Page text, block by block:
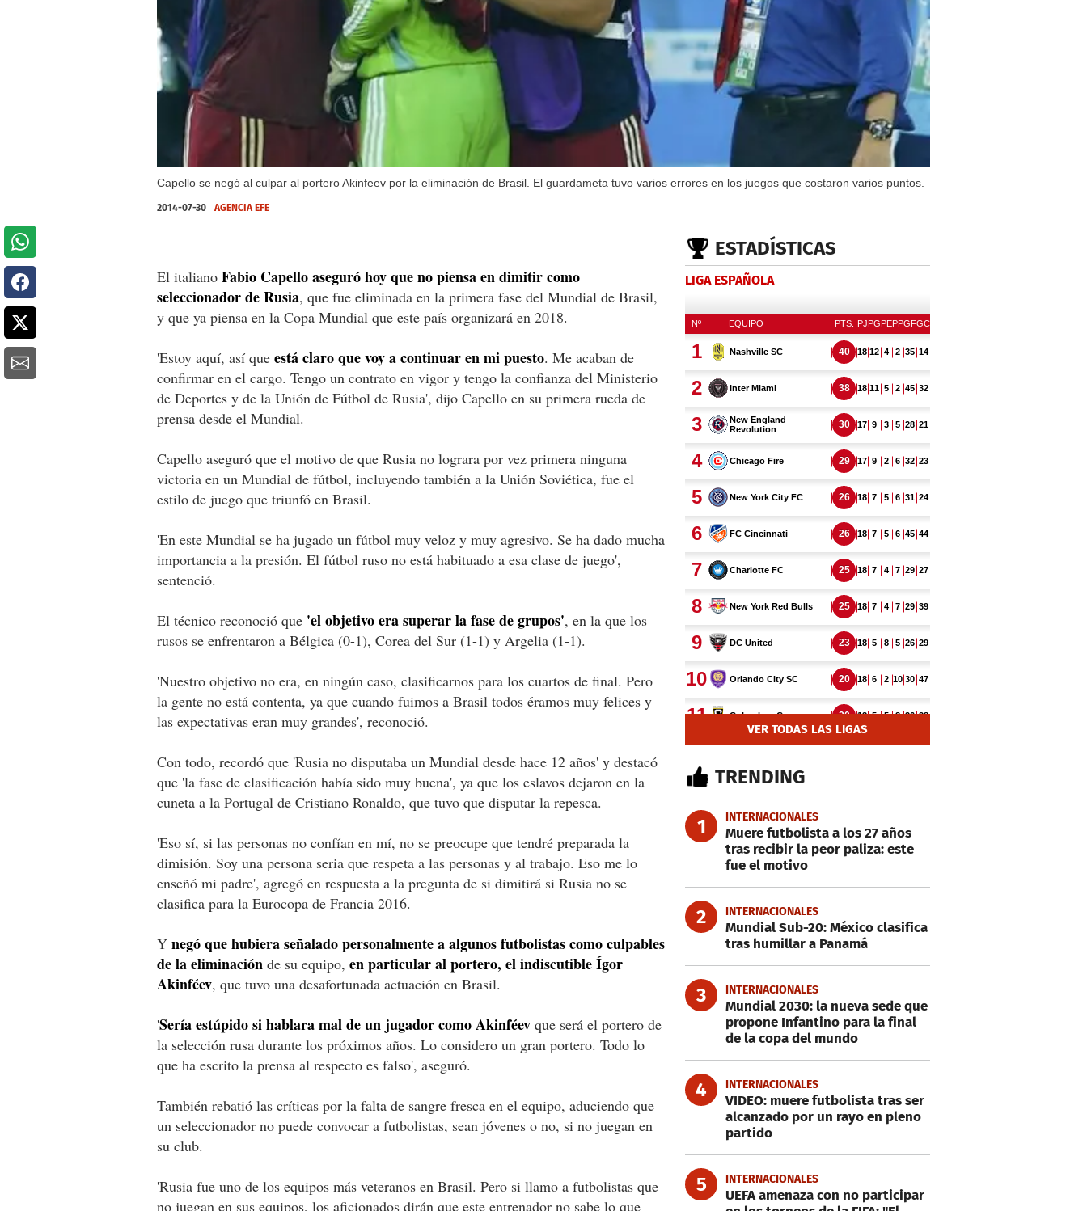
Capello se negó al culpar al portero Akinfeev por la eliminación de Brasil. El guardameta tuvo varios errores en los juegos que costaron varios puntos.
2014-07-30 AGENCIA EFE
El italiano Fabio Capello aseguró hoy que no piensa en dimitir como
seleccionador de Rusia, que fue eliminada en la primera fase del Mundial de Brasil,
y que ya piensa en la Copa Mundial que este país organizará en 2018.
'Estoy aquí, así que está claro que voy a continuar en mi puesto. Me acaban de
confirmar en el cargo. Tengo un contrato en vigor y tengo la confianza del Ministerio
de Deportes y de la Unión de Fútbol de Rusia', dijo Capello en su primera rueda de
prensa desde el Mundial.
Capello aseguró que el motivo de que Rusia no lograra por vez primera ninguna
victoria en un Mundial de fútbol, incluyendo también a la Unión Soviética, fue el
estilo de juego que triunfó en Brasil.
'En este Mundial se ha jugado un fútbol muy veloz y muy agresivo. Se ha dado mucha
importancia a la presión. El fútbol ruso no está habituado a esa clase de juego',
sentenció.
El técnico reconoció que 'el objetivo era superar la fase de grupos', en la que los
rusos se enfrentaron a Bélgica (0-1), Corea del Sur (1-1) y Argelia (1-1).
'Nuestro objetivo no era, en ningún caso, clasificarnos para los cuartos de final. Pero
la gente no está contenta, ya que cuando fuimos a Brasil todos éramos muy felices y
las expectativas eran muy grandes', reconoció.
Con todo, recordó que 'Rusia no disputaba un Mundial desde hace 12 años' y destacó
que 'la fase de clasificación había sido muy buena', ya que los eslavos dejaron en la
cuneta a la Portugal de Cristiano Ronaldo, que tuvo que disputar la repesca.
'Eso sí, si las personas no confían en mí, no se preocupe que tendré preparada la
dimisión. Soy una persona seria que respeta a las personas y al trabajo. Eso me lo
enseñó mi padre', agregó en respuesta a la pregunta de si dimitirá si Rusia no se
clasifica para la Eurocopa de Francia 2016.
Y negó que hubiera señalado personalmente a algunos futbolistas como culpables
de la eliminación de su equipo, en particular al portero, el indiscutible Ígor
Akinféev, que tuvo una desafortunada actuación en Brasil.
'Sería estúpido si hablara mal de un jugador como Akinféev que será el portero de
la selección rusa durante los próximos años. Lo considero un gran portero. Todo lo
que ha escrito la prensa al respecto es falso', aseguró.
También rebatió las críticas por la falta de sangre fresca en el equipo, aduciendo que
un seleccionador no puede convocar a futbolistas, sean jóvenes o no, si no juegan en
su club.
'Rusia fue uno de los equipos más veteranos en Brasil. Pero si llamo a futbolistas que
no juegan en sus equipos, los aficionados dirán que este entrenador no sabe lo que
ESTADÍSTICAS
LIGA ESPAÑOLA
VER TODAS LAS LIGAS
TRENDING
1 INTERNACIONALES
Muere futbolista a los 27 años
tras recibir la peor paliza: este
fue el motivo
2 INTERNACIONALES
Mundial Sub-20: México clasifica
tras humillar a Panamá
3 INTERNACIONALES
Mundial 2030: la nueva sede que
propone Infantino para la final
de la copa del mundo
4 INTERNACIONALES
VIDEO: muere futbolista tras ser
alcanzado por un rayo en pleno
partido
5 INTERNACIONALES
UEFA amenaza con no participar